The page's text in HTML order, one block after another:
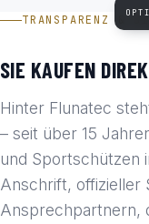
TRANSPARENZ &
SIE KAUFEN
Hinter Flunatec
– seit über 15
und Sportschützen
Anschrift, offizieller
Ansprechpartnern,